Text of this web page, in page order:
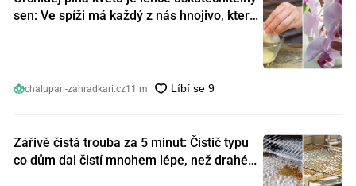
sen: Ve spíži má každý z nás hnojivo, které
chalupari-zahradkari.cz11 m
Zářivě čistá trouba za 5 minut: Čistič typu
co dům dal čistí mnohem lépe, než drahé